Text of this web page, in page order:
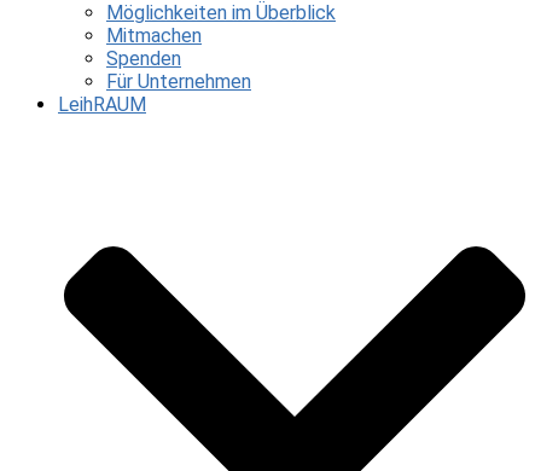
Möglichkeiten im Überblick
Mitmachen
Spenden
Für Unternehmen
LeihRAUM